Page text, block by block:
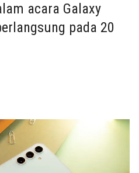
acara Galaxy
pada 20